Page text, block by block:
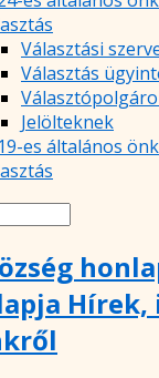
Választási
Választás
Jelölteknek
es általános